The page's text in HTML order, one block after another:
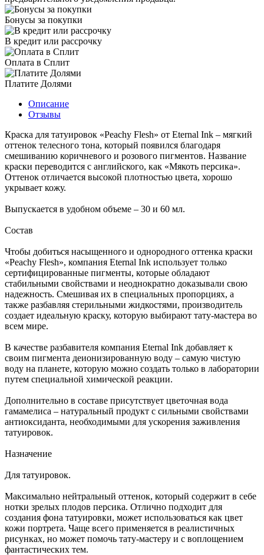
Бонусы за покупки
В кредит или рассрочку
Оплата в Сплит
Платите Долями
Описание
Отзывы
Краска для татуировок «Peachy Flesh» от Eternal Ink – мягкий
оттенок телесного тона, который появился благодаря
смешиванию коричневого и розового пигментов. Название
краски переводится с английского, как «Мякоть персика».
Оттенок отличается высокой плотностью цвета, хорошо
укрывает кожу.
Выпускается в удобном объеме – 30 и 60 мл.
Состав
Чтобы добиться насыщенного и однородного оттенка краски
«Peachy Flesh», компания Eternal Ink использует только
сертифицированные пигменты, которые обладают
стабильными свойствами и неоднократно доказывали свою
надежность. Смешивая их в специальных пропорциях, а
также разбавляя стерильными жидкостями, производитель
создает идеальную краску, которую выбирают тату-мастера во
всем мире.
В качестве разбавителя компания Eternal Ink добавляет к
своим пигмента деионизированную воду – самую чистую
воду на планете, которую можно создать только в лаборатории
путем специальной химической реакции.
Дополнительно в составе присутствует цветочная вода
гамамелиса – натуральный продукт с сильными свойствами
антиоксиданта, необходимыми для ускорения заживления
татуировок.
Назначение
Для татуировок.
Максимально нейтральный оттенок, который содержит в себе
нотки зрелых плодов персика. Отлично подходит для
создания фона татуировки, может использоваться как цвет
кожи портрета. Чаще всего применяется в реалистичных
рисунках, но может помочь тату-мастеру и с воплощением
фантастических тем.